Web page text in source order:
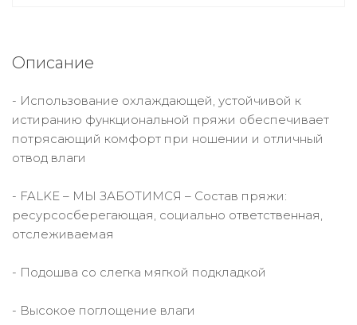
Описание
- Использование охлаждающей, устойчивой к
истиранию функциональной пряжи обеспечивает
потрясающий комфорт при ношении и отличный
отвод влаги
- FALKE – МЫ ЗАБОТИМСЯ – Состав пряжи:
ресурсосберегающая, социально ответственная,
отслеживаемая
- Подошва со слегка мягкой подкладкой
- Высокое поглощение влаги